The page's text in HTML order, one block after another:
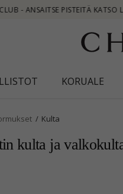
KORUALE
Kulta
kulta ja